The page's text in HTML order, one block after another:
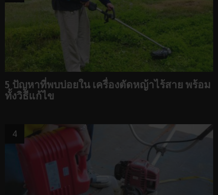
5 ปัญหาที่พบบ่อยใน เครื่องตัดหญ้าไร้สาย พร้อม
ทั้งวิธีแก้ไข